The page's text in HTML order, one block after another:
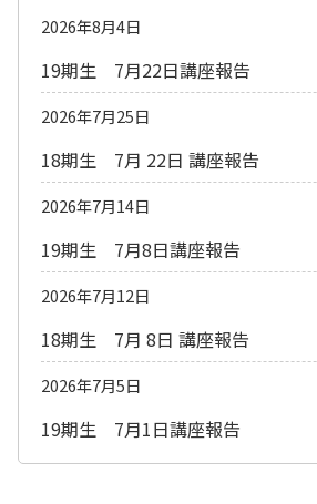
2026年8月4日
19期生 7月22日講座報告
2026年7月25日
18期生 7月 22日 講座報告
2026年7月14日
19期生 7月8日講座報告
2026年7月12日
18期生 7月 8日 講座報告
2026年7月5日
19期生 7月1日講座報告